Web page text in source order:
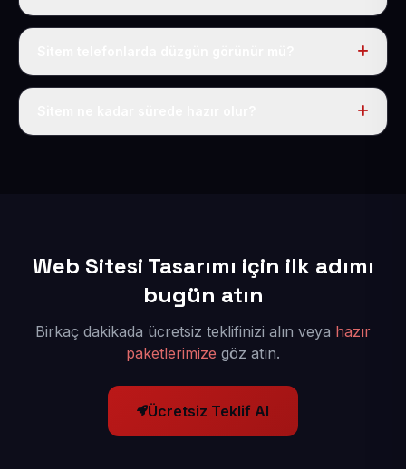
Yıllık 50 USD + KDV ödersiniz; bu fiyata alan adı,
Evet, hazırladığımız her site responsive yapıdadır ve
Web Sitesi Tasarımı için ilk adımı
bugün atın
Birkaç dakikada ücretsiz teklifinizi alın veya hazır
paketlerimize göz atın.
Ücretsiz Teklif Al